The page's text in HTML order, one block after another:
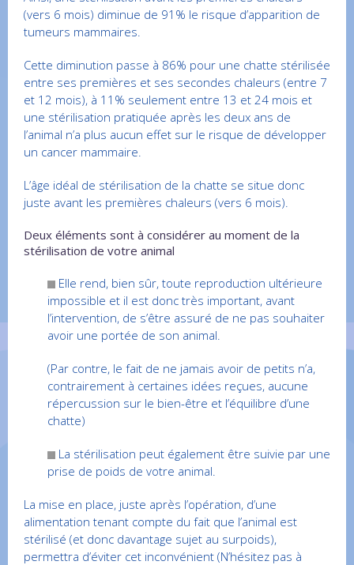
(vers 6 mois) diminue de 91% le risque d’apparition de
tumeurs mammaires.
Cette diminution passe à 86% pour une chatte stérilisée
entre ses premières et ses secondes chaleurs (entre 7
et 12 mois), à 11% seulement entre 13 et 24 mois et
une stérilisation pratiquée après les deux ans de
l’animal n’a plus aucun effet sur le risque de développer
un cancer mammaire.
L’âge idéal de stérilisation de la chatte se situe donc
juste avant les premières chaleurs (vers 6 mois).
Deux éléments sont à considérer au moment de la
stérilisation de votre animal
Elle rend, bien sûr, toute reproduction ultérieure
impossible et il est donc très important, avant
l’intervention, de s’être assuré de ne pas souhaiter
avoir une portée de son animal.
(Par contre, le fait de ne jamais avoir de petits n’a,
contrairement à certaines idées reçues, aucune
répercussion sur le bien-être et l’équilibre d’une
chatte)
La stérilisation peut également être suivie par une
prise de poids de votre animal.
La mise en place, juste après l’opération, d’une
alimentation tenant compte du fait que l’animal est
stérilisé (et donc davantage sujet au surpoids),
permettra d’éviter cet inconvénient (N’hésitez pas à